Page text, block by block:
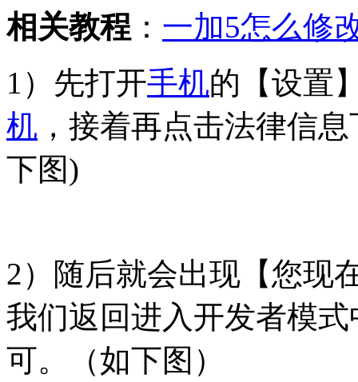
相关教程 ： 一加5怎么修
1）先打开手机的【设置
机 ，接着再点击法律信
下图)
2）随后就会出现【您现
我们返回进入开发者模
可。（如下图）